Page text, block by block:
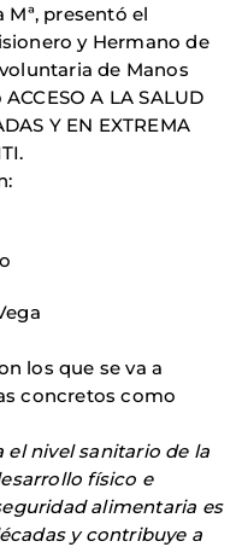
Mª, presentó el
y Hermano de
de Manos
A LA SALUD
Y EN EXTREMA
los que se va a
concretos como
nivel sanitario de la
físico e
alimentaria es
y contribuye a